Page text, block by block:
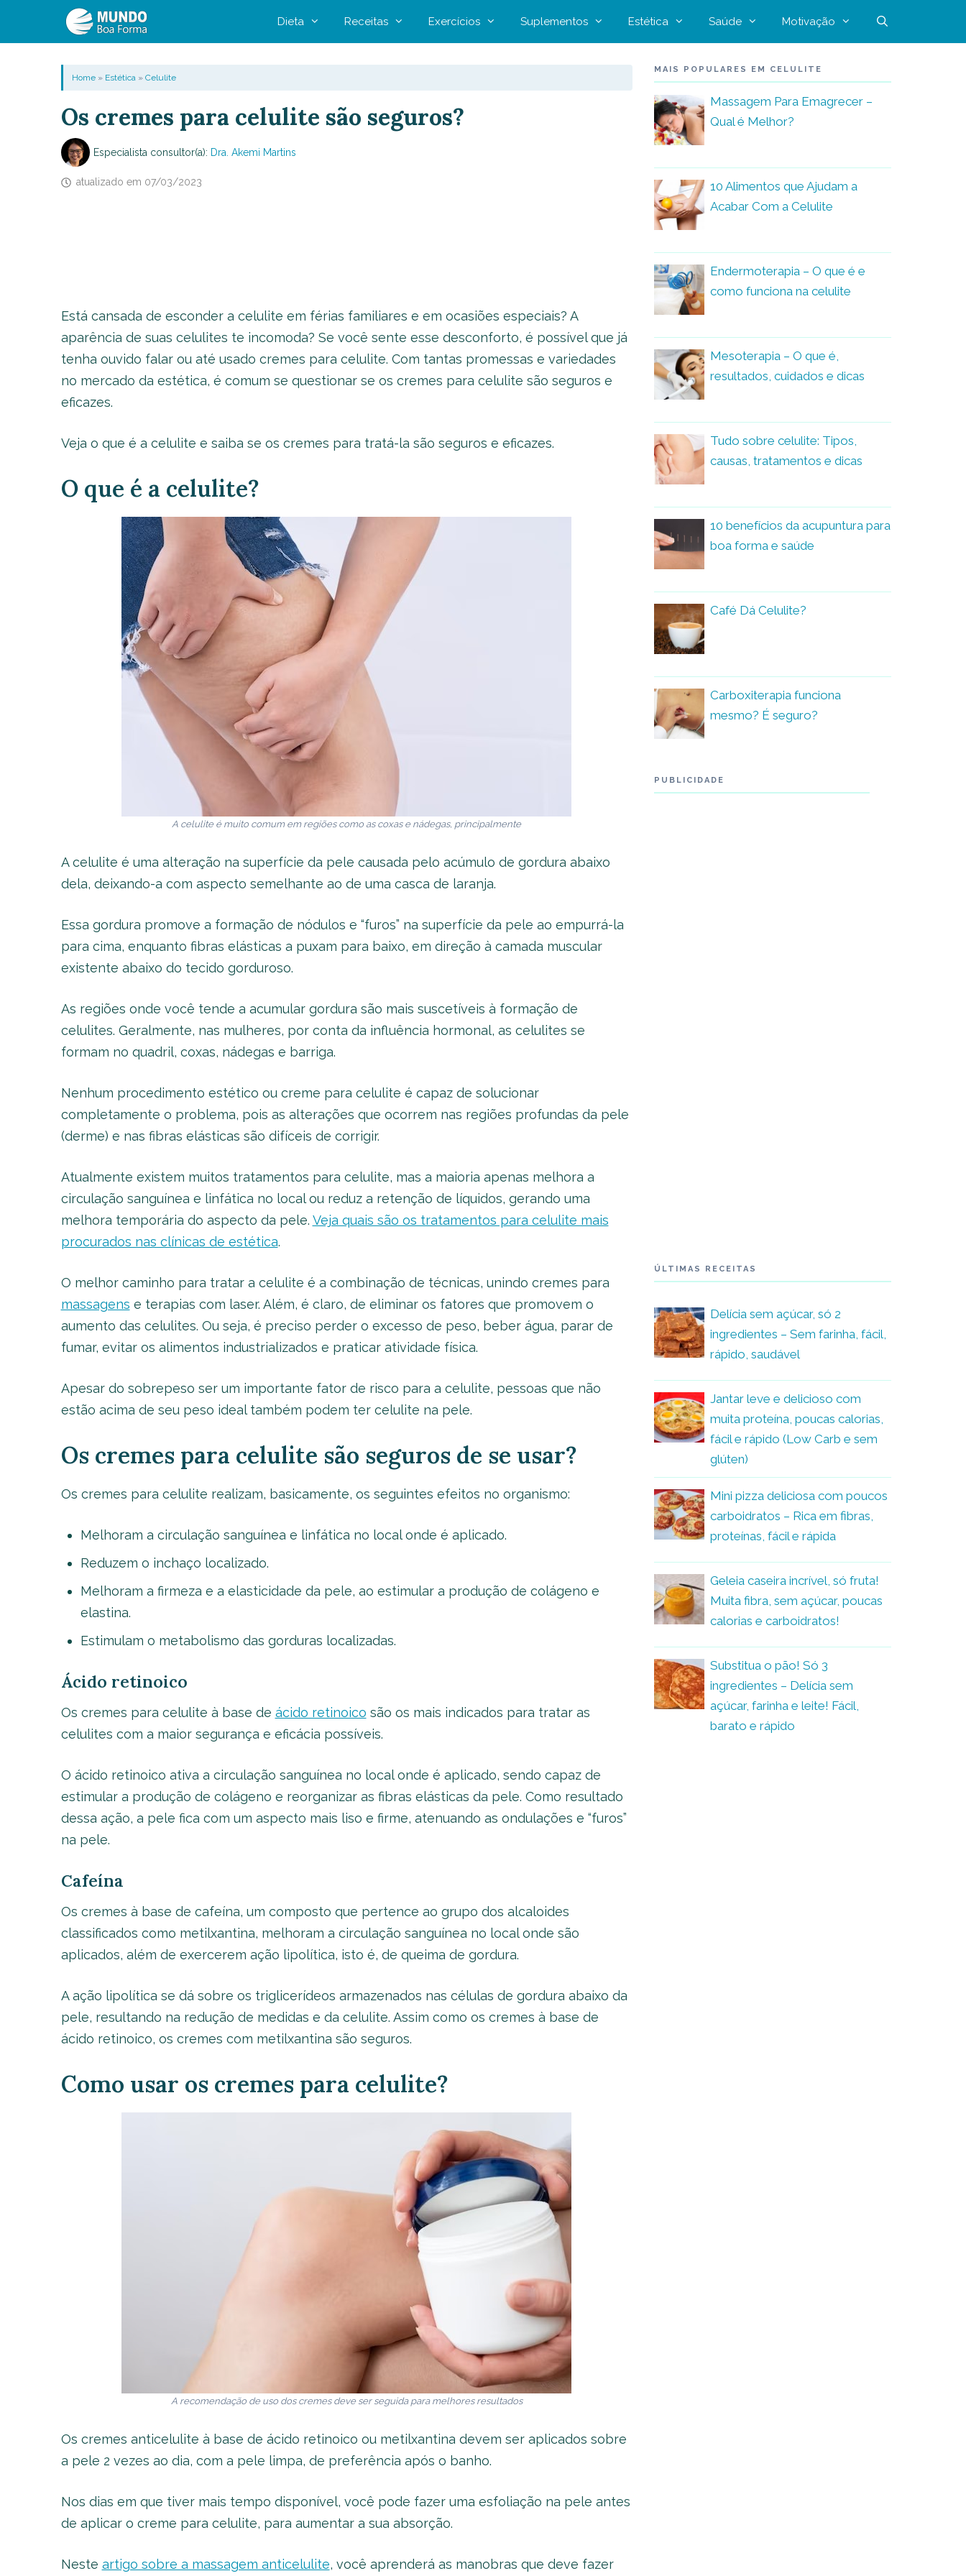
Dieta Receitas Exercícios Suplementos Estética Saúde Motivação
Home» Estética» Celulite
Os cremes para celulite são seguros?
Especialista consultor(a): Dra. Akemi Martins
atualizado em 07/03/2023
Está cansada de esconder a celulite em férias familiares e em ocasiões especiais? A
aparência de suas celulites te incomoda? Se você sente esse desconforto, é possível que já
tenha ouvido falar ou até usado cremes para celulite. Com tantas promessas e variedades
no mercado da estética, é comum se questionar se os cremes para celulite são seguros e
eficazes.
Veja o que é a celulite e saiba se os cremes para tratá-la são seguros e eficazes.
O que é a celulite?
A celulite é muito comum em regiões como as coxas e nádegas, principalmente
A celulite é uma alteração na superfície da pele causada pelo acúmulo de gordura abaixo
dela, deixando-a com aspecto semelhante ao de uma casca de laranja.
Essa gordura promove a formação de nódulos e “furos” na superfície da pele ao empurrá-la
para cima, enquanto fibras elásticas a puxam para baixo, em direção à camada muscular
existente abaixo do tecido gorduroso.
As regiões onde você tende a acumular gordura são mais suscetíveis à formação de
celulites. Geralmente, nas mulheres, por conta da influência hormonal, as celulites se
formam no quadril, coxas, nádegas e barriga.
Nenhum procedimento estético ou creme para celulite é capaz de solucionar
completamente o problema, pois as alterações que ocorrem nas regiões profundas da pele
(derme) e nas fibras elásticas são difíceis de corrigir.
Atualmente existem muitos tratamentos para celulite, mas a maioria apenas melhora a
circulação sanguínea e linfática no local ou reduz a retenção de líquidos, gerando uma
melhora temporária do aspecto da pele. Veja quais são os tratamentos para celulite mais
procurados nas clínicas de estética.
O melhor caminho para tratar a celulite é a combinação de técnicas, unindo cremes para
massagens e terapias com laser. Além, é claro, de eliminar os fatores que promovem o
aumento das celulites. Ou seja, é preciso perder o excesso de peso, beber água, parar de
fumar, evitar os alimentos industrializados e praticar atividade física.
Apesar do sobrepeso ser um importante fator de risco para a celulite, pessoas que não
estão acima de seu peso ideal também podem ter celulite na pele.
Os cremes para celulite são seguros de se usar?
Os cremes para celulite realizam, basicamente, os seguintes efeitos no organismo:
Melhoram a circulação sanguínea e linfática no local onde é aplicado.
Reduzem o inchaço localizado.
Melhoram a firmeza e a elasticidade da pele, ao estimular a produção de colágeno e
elastina.
Estimulam o metabolismo das gorduras localizadas.
Ácido retinoico
Os cremes para celulite à base de ácido retinoico são os mais indicados para tratar as
celulites com a maior segurança e eficácia possíveis.
O ácido retinoico ativa a circulação sanguínea no local onde é aplicado, sendo capaz de
estimular a produção de colágeno e reorganizar as fibras elásticas da pele. Como resultado
dessa ação, a pele fica com um aspecto mais liso e firme, atenuando as ondulações e “furos”
na pele.
Cafeína
Os cremes à base de cafeína, um composto que pertence ao grupo dos alcaloides
classificados como metilxantina, melhoram a circulação sanguínea no local onde são
aplicados, além de exercerem ação lipolítica, isto é, de queima de gordura.
A ação lipolítica se dá sobre os triglicerídeos armazenados nas células de gordura abaixo da
pele, resultando na redução de medidas e da celulite. Assim como os cremes à base de
ácido retinoico, os cremes com metilxantina são seguros.
Como usar os cremes para celulite?
A recomendação de uso dos cremes deve ser seguida para melhores resultados
Os cremes anticelulite à base de ácido retinoico ou metilxantina devem ser aplicados sobre
a pele 2 vezes ao dia, com a pele limpa, de preferência após o banho.
Nos dias em que tiver mais tempo disponível, você pode fazer uma esfoliação na pele antes
de aplicar o creme para celulite, para aumentar a sua absorção.
Neste artigo sobre a massagem anticelulite, você aprenderá as manobras que deve fazer
MAIS POPULARES EM CELULITE
Massagem Para Emagrecer –
Qual é Melhor?
10 Alimentos que Ajudam a
Acabar Com a Celulite
Endermoterapia – O que é e
como funciona na celulite
Mesoterapia – O que é,
resultados, cuidados e dicas
Tudo sobre celulite: Tipos,
causas, tratamentos e dicas
10 benefícios da acupuntura para
boa forma e saúde
Café Dá Celulite?
Carboxiterapia funciona
mesmo? É seguro?
PUBLICIDADE
ÚLTIMAS RECEITAS
Delícia sem açúcar, só 2
ingredientes – Sem farinha, fácil,
rápido, saudável
Jantar leve e delicioso com
muita proteína, poucas calorias,
fácil e rápido (Low Carb e sem
glúten)
Mini pizza deliciosa com poucos
carboidratos – Rica em fibras,
proteínas, fácil e rápida
Geleia caseira incrível, só fruta!
Muita fibra, sem açúcar, poucas
calorias e carboidratos!
Substitua o pão! Só 3
ingredientes – Delícia sem
açúcar, farinha e leite! Fácil,
barato e rápido